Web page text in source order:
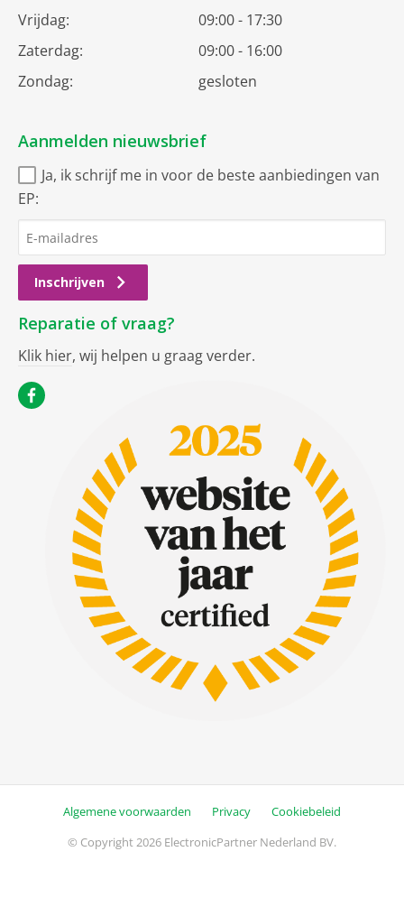
Vrijdag:
09:00 - 17:30
Zaterdag:
09:00 - 16:00
Zondag:
gesloten
Aanmelden nieuwsbrief
Ja, ik schrijf me in voor de beste aanbiedingen van
EP:
Inschrijven
Reparatie of vraag?
Klik hier, wij helpen u graag verder.
Algemene voorwaarden Privacy
Cookiebeleid
© Copyright 2026 ElectronicPartner Nederland BV.